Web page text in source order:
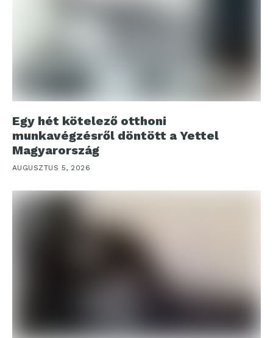
Egy hét kötelező otthoni
munkavégzésről döntött a Yettel
Magyarország
AUGUSZTUS 5, 2026